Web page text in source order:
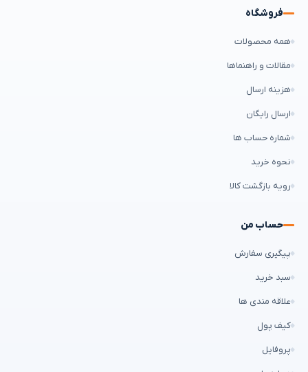
فروشگاه
همه محصولات
مقالات و راهنماها
هزینه ارسال
ارسال رایگان
شماره حساب ها
نحوه خرید
رویه بازگشت کالا
حساب من
پیگیری سفارش
سبد خرید
علاقه مندی ها
کیف پول
پروفایل